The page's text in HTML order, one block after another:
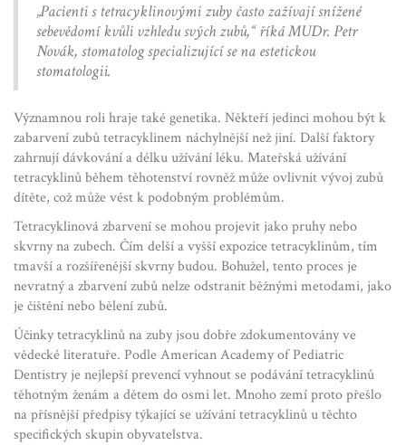
„Pacienti s tetracyklinovými zuby často zažívají snížené
sebevědomí kvůli vzhledu svých zubů,“ říká MUDr. Petr
Novák, stomatolog specializující se na estetickou
stomatologii.
Významnou roli hraje také genetika. Někteří jedinci mohou být k
zabarvení zubů tetracyklinem náchylnější než jiní. Další faktory
zahrnují dávkování a délku užívání léku. Mateřská užívání
tetracyklinů během těhotenství rovněž může ovlivnit vývoj zubů
dítěte, což může vést k podobným problémům.
Tetracyklinová zbarvení se mohou projevit jako pruhy nebo
skvrny na zubech. Čím delší a vyšší expozice tetracyklinům, tím
tmavší a rozšířenější skvrny budou. Bohužel, tento proces je
nevratný a zbarvení zubů nelze odstranit běžnými metodami, jako
je čištění nebo bělení zubů.
Účinky tetracyklinů na zuby jsou dobře zdokumentovány ve
vědecké literatuře. Podle American Academy of Pediatric
Dentistry je nejlepší prevencí vyhnout se podávání tetracyklinů
těhotným ženám a dětem do osmi let. Mnoho zemí proto přešlo
na přísnější předpisy týkající se užívání tetracyklinů u těchto
specifických skupin obyvatelstva.